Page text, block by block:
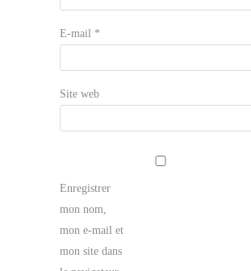
E-mail *
Site web
Enregistrer
mon nom,
mon e-mail et
mon site dans